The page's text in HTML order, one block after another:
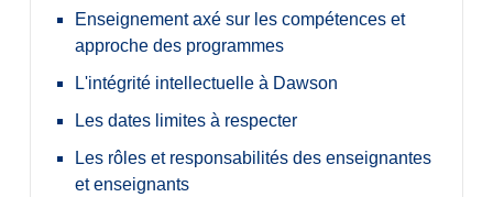
Enseignement axé sur les compétences et
approche des programmes
L'intégrité intellectuelle à Dawson
Les dates limites à respecter
Les rôles et responsabilités des enseignantes
et enseignants